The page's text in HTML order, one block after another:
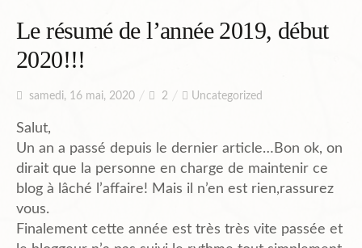
Planning
Chantiers en cours et à venir.
Chantiers Participatifs
Budget
Le résumé de l’année 2019, début
2020!!!
samedi, 16 mai, 2020 2 Uncategorized
Salut,
Un an a passé depuis le dernier article…Bon ok, on
dirait que la personne en charge de maintenir ce
blog à lâché l’affaire! Mais il n’en est rien,rassurez
vous.
Finalement cette année est très très vite passée et